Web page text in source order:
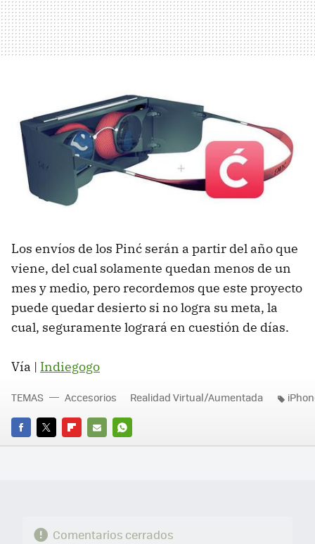
Los envíos de los Pinć serán a partir del año que
viene, del cual solamente quedan menos de un
mes y medio, pero recordemos que este proyecto
puede quedar desierto si no logra su meta, la
cual, seguramente logrará en cuestión de días.
Vía | Indiegogo
FACEBOOK
TWITTERFLIPBOARD
E-
WHATSAPP
TEMAS Accesorios Realidad Virtual/Aumentada
Comentarios cerrados